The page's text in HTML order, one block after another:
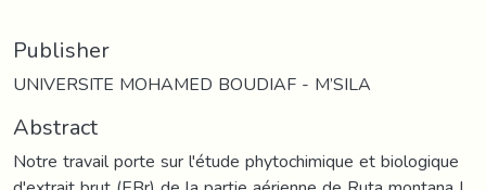
Publisher
UNIVERSITE MOHAMED BOUDIAF - M’SILA
Abstract
Notre travail porte sur l'étude phytochimique et biologique